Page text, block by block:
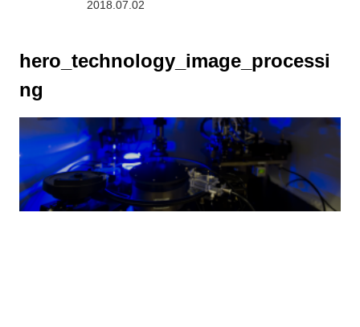
2018.07.02
hero_technology_image_processi
ng